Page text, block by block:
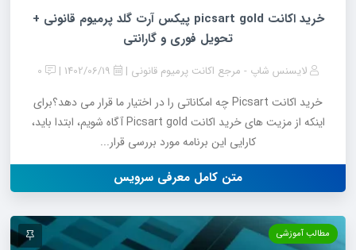
خرید اکانت picsart gold پیکس آرت گلد پرمیوم قانونی +
تحویل فوری و گارانتی
لایسنس شاپ - مرجع اکانت پرمیوم قانونی
خرید اکانت Picsart چه امکاناتی را در اختیار ما قرار می دهد؟برای
اینکه از مزیت های خرید اکانت Picsart gold آگاه شویم، ابتدا باید،
کارایی این برنامه مورد بررسی قرار...
متن کامل معرفی سرویس
مطالب آموزشی